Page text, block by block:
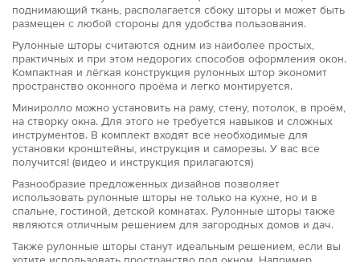
поднимающий ткань, располагается сбоку шторы и может быть
размещен с любой стороны для удобства пользования.
Рулонные шторы считаются одним из наиболее простых,
практичных и при этом недорогих способов оформления окон.
Компактная и лёгкая конструкция рулонных штор экономит
пространство оконного проёма и легко монтируется.
Миниролло можно установить на раму, стену, потолок, в проём,
на створку окна. Для этого не требуется навыков и сложных
инструментов. В комплект входят все необходимые для
установки кронштейны, инструкция и саморезы. У вас все
получится! (видео и инструкция прилагаются)
Разнообразие предложенных дизайнов позволяет
использовать рулонные шторы не только на кухне, но и в
спальне, гостиной, детской комнатах. Рулонные шторы также
являются отличным решением для загородных домов и дач.
Также рулонные шторы станут идеальным решением, если вы